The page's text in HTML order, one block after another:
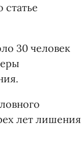
статье
30 человек
лет лишения